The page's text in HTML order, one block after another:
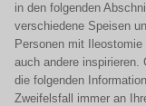
in den folgenden
verschiedene Speisen
Personen mit
auch andere inspirieren.
die folgenden
Zweifelsfall immer an